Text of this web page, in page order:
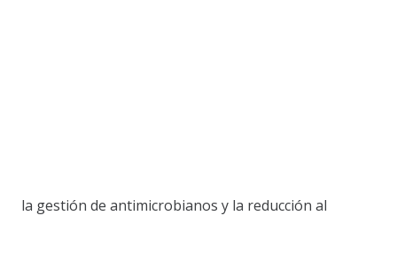
la gestión de antimicrobianos y la reducción al